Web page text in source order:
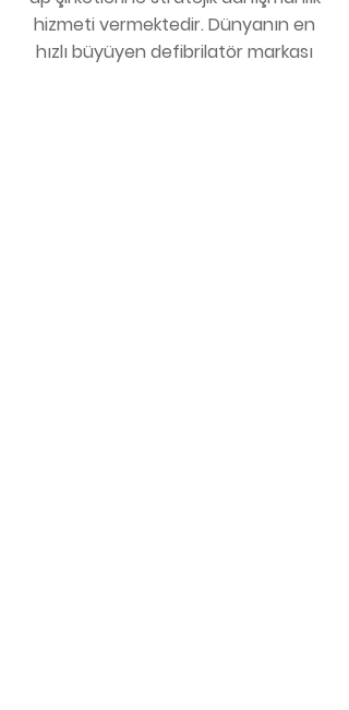
hizmeti vermektedir. Dünyanın en
hızlı büyüyen defibrilatör markası